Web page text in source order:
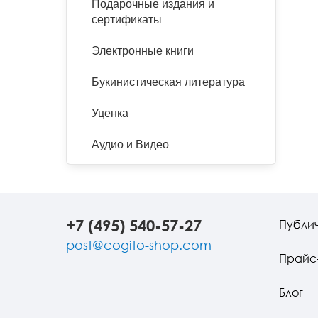
Подарочные издания и
сертификаты
Электронные книги
Букинистическая литература
Уценка
Аудио и Видео
+7 (495) 540-57-27
post@cogito-shop.com
Блог